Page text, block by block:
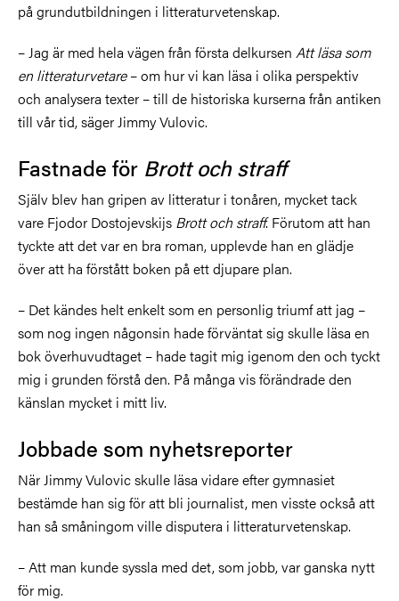
på grundutbildningen i litteraturvetenskap.
– Jag är med hela vägen från första delkursen Att läsa som
en litteraturvetare– om hur vi kan läsa i olika perspektiv
och analysera texter – till de historiska kurserna från antiken
till vår tid, säger Jimmy Vulovic.
Fastnade för Brott och straff
Själv blev han gripen av litteratur i tonåren, mycket tack
vare Fjodor Dostojevskijs Brott och straff. Förutom att han
tyckte att det var en bra roman, upplevde han en glädje
över att ha förstått boken på ett djupare plan.
– Det kändes helt enkelt som en personlig triumf att jag –
som nog ingen någonsin hade förväntat sig skulle läsa en
bok överhuvudtaget – hade tagit mig igenom den och tyckt
mig i grunden förstå den. På många vis förändrade den
känslan mycket i mitt liv.
Jobbade som nyhetsreporter
När Jimmy Vulovic skulle läsa vidare efter gymnasiet
bestämde han sig för att bli journalist, men visste också att
han så småningom ville disputera i litteraturvetenskap.
– Att man kunde syssla med det, som jobb, var ganska nytt
för mig.